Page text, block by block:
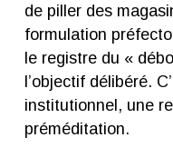
de piller des
formulation
le registre du «
l’objectif délibéré.
institutionnel, une
préméditation.